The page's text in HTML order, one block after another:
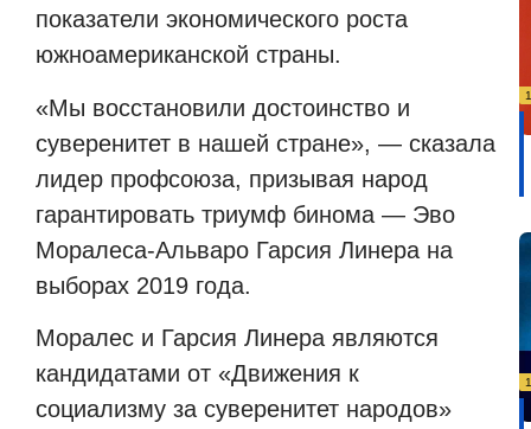
показатели экономического роста
южноамериканской страны.
«Мы восстановили достоинство и
суверенитет в нашей стране», — сказала
лидер профсоюза, призывая народ
гарантировать триумф бинома — Эво
Моралеса-Альваро Гарсия Линера на
выборах 2019 года.
Моралес и Гарсия Линера являются
кандидатами от «Движения к
социализму за суверенитет народов»